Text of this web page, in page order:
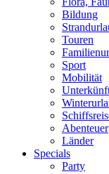
Bildung
Touren
Sport
Mobilität
Abenteuer
Länder
Specials
Party